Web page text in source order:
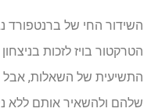
השידור החי של ברנטפורד
הטרקטור בויז לזכות
התשיעית של השאלות, אבל